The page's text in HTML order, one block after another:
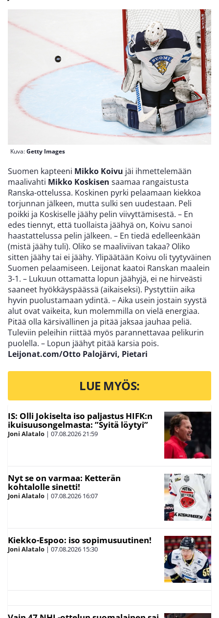
Kuva:Getty Images
Suomen kapteeni Mikko Koivu jäi ihmettelemään
maalivahti Mikko Koskisen saamaa rangaistusta
Ranska-ottelussa. Koskinen pyrki pelaamaan kiekkoa
torjunnan jälkeen, mutta sulki sen uudestaan. Peli
poikki ja Koskiselle jäähy pelin viivyttämisestä. – En
edes tiennyt, että tuollaista jäähyä on, Koivu sanoi
haastattelussa pelin jälkeen. – En tiedä edelleenkään
(mistä jäähy tuli). Oliko se maaliviivan takaa? Oliko
sitten jäähy tai ei jäähy. Ylipäätään Koivu oli tyytyväinen
Suomen pelaamiseen. Leijonat kaatoi Ranskan maalein
3-1. – Lukuun ottamatta lopun jäähyjä, ei ne hirveästi
saaneet hyökkäyspäässä (aikaiseksi). Pystyttiin aika
hyvin puolustamaan ydintä. – Aika usein jostain syystä
alut ovat vaikeita, kun molemmilla on vielä energiaa.
Pitää olla kärsivällinen ja pitää jaksaa jauhaa peliä.
Tuleviin peleihin riittää myös parannettavaa pelikurin
puolella. – Lopun jäähyt pitää karsia pois.
Leijonat.com/Otto Palojärvi, Pietari
LUE MYÖS:
IS: Olli Jokiselta iso paljastus HIFK:n
ikuisuusongelmasta: ”Syitä löytyi”
Joni Alatalo | 07.08.202621:59
Nyt se on varmaa: Ketterän
kohtalolle sinetti!
Joni Alatalo | 07.08.2026 16:07
Kiekko-Espoo: iso sopimusuutinen!
Joni Alatalo | 07.08.2026 15:30